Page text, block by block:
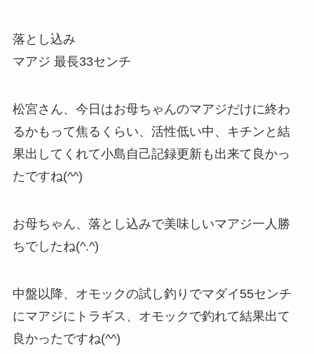
落とし込み
マアジ 最長33センチ
松宮さん、今日はお母ちゃんのマアジだけに終わ
るかもって焦るくらい、活性低い中、キチンと結
果出してくれて小島自己記録更新も出来て良かっ
たですね(^^)
お母ちゃん、落とし込みで美味しいマアジ一人勝
ちでしたね(^.^)
中盤以降、オモックの試し釣りでマダイ55センチ
にマアジにトラギス、オモックで釣れて結果出て
良かったですね(^^)